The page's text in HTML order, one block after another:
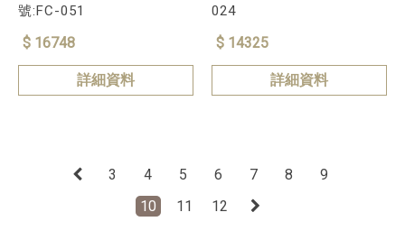
號:FC-051
$ 16748
詳細資料
024
$ 14325
詳細資料
3 4 5 6 7 8
9
10
11 12